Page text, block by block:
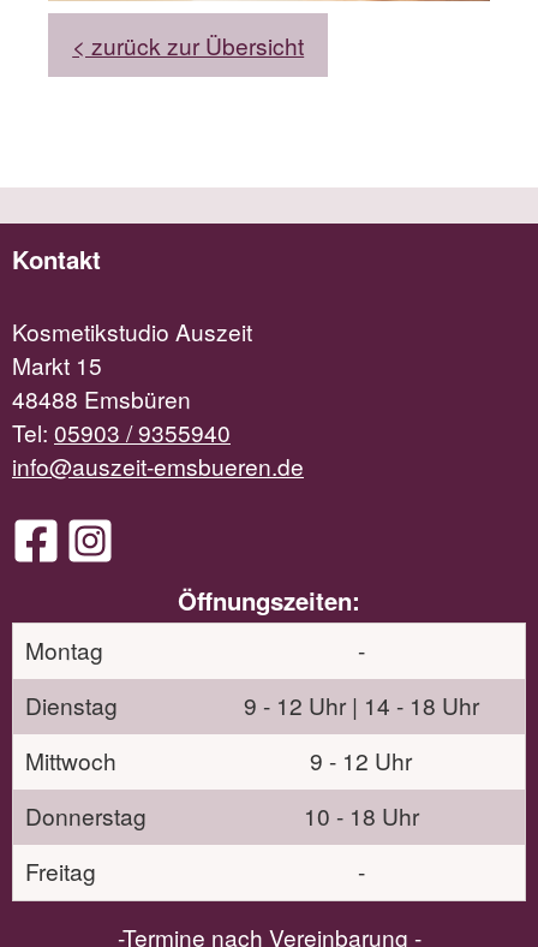
< zurück zur Übersicht
Kontakt
Kosmetikstudio Auszeit
Markt 15
48488 Emsbüren
Tel: 05903 / 9355940
info@auszeit-emsbueren.de
Öffnungszeiten:
Montag
-
Dienstag
9 - 12 Uhr | 14 - 18 Uhr
Mittwoch
9 - 12 Uhr
Donnerstag
10 - 18 Uhr
Freitag
-
-Termine nach Vereinbarung -